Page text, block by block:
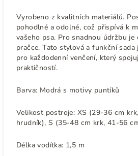
Vyrobeno z kvalitních materiálů.
pohodlné a odolné, což přispívá k
vašeho psa. Pro snadnou údržbu je
pračce. Tato stylová a funkční
pro každodenní venčení, který
praktičností.
Barva: Modrá s motivy puntíků
Velikost postroje: XS (29-36 cm
hrudník), S (35-48 cm krk, 41-56
Délka vodítka: 1,5 m